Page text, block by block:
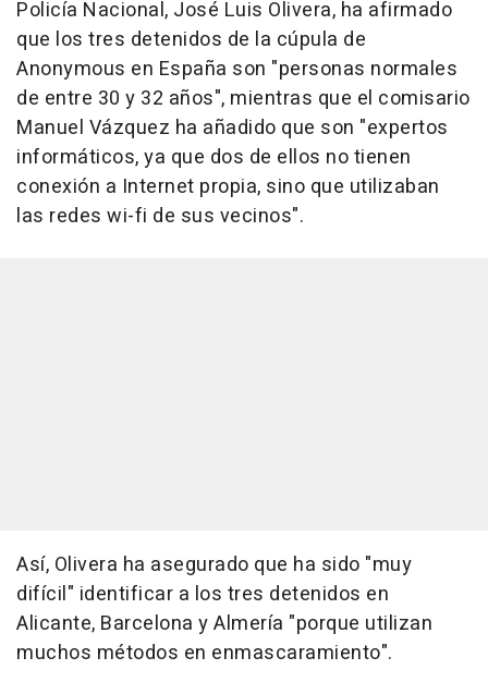
Policía Nacional, José Luis Olivera, ha afirmado
que los tres detenidos de la cúpula de
Anonymous en España son "personas normales
de entre 30 y 32 años", mientras que el comisario
Manuel Vázquez ha añadido que son "expertos
informáticos, ya que dos de ellos no tienen
conexión a Internet propia, sino que utilizaban
las redes wi-fi de sus vecinos".
Así, Olivera ha asegurado que ha sido "muy
difícil" identificar a los tres detenidos en
Alicante, Barcelona y Almería "porque utilizan
muchos métodos en enmascaramiento".